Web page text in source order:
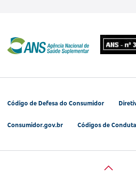
Código de Defesa do Consumidor
Consumidor.gov.br Códigos de